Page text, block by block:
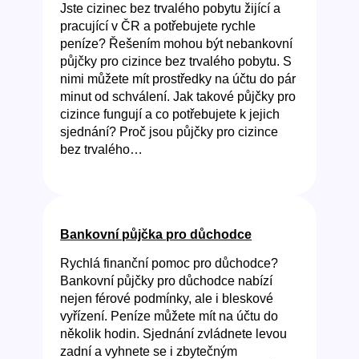
Jste cizinec bez trvalého pobytu žijící a
pracující v ČR a potřebujete rychle
peníze? Řešením mohou být nebankovní
půjčky pro cizince bez trvalého pobytu. S
nimi můžete mít prostředky na účtu do pár
minut od schválení. Jak takové půjčky pro
cizince fungují a co potřebujete k jejich
sjednání? Proč jsou půjčky pro cizince
bez trvalého…
Bankovní půjčka pro důchodce
Rychlá finanční pomoc pro důchodce?
Bankovní půjčky pro důchodce nabízí
nejen férové podmínky, ale i bleskové
vyřízení. Peníze můžete mít na účtu do
několik hodin. Sjednání zvládnete levou
zadní a vyhnete se i zbytečným